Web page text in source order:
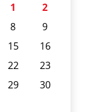
1
2
8
9
15
16
22
23
29
30